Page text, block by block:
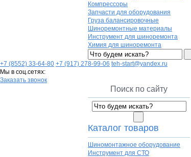
Компрессоры
Запчасти для оборудования
Груза балансировочные
Шиноремонтные материалы
Инструмент для шиноремонта
Химия для шиноремонта
+7 (8552) 33-64-80 +7 (917) 278-99-06 teh-start@yandex.ru
Мы в соц.сетях:
Заказать звонок
Поиск по сайту
Каталог товаров
Шиномонтажное оборудование
Инструмент для СТО